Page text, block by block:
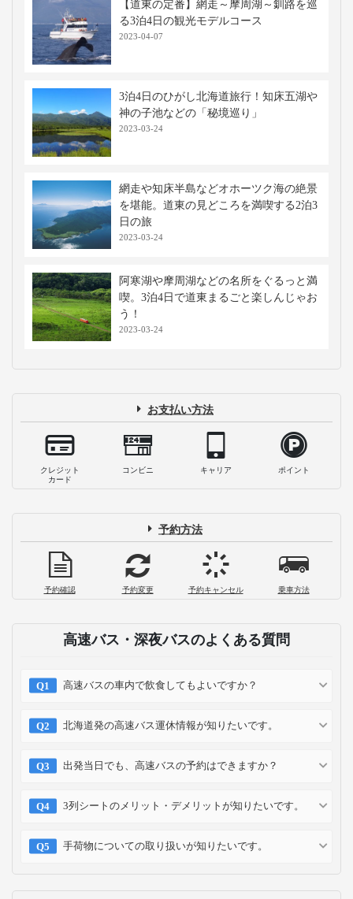
【道東の定番】網走～摩周湖～釧路を巡
る3泊4日の観光モデルコース
2023-04-07
3泊4日のひがし北海道旅行！知床五湖や
神の子池などの「秘境巡り」
2023-03-24
網走や知床半島などオホーツク海の絶景
を堪能。道東の見どころを満喫する2泊3
日の旅
2023-03-24
阿寒湖や摩周湖などの名所をぐるっと満
喫。3泊4日で道東まるごと楽しんじゃお
う！
2023-03-24
お支払い方法
クレジット
カード
コンビニ キャリア ポイント
予約方法
予約確認 予約変更 予約キャンセル 乗車方法
高速バス・深夜バスのよくある質問
高速バスの車内で飲食してもよいですか？
北海道発の高速バス運休情報が知りたいです。
出発当日でも、高速バスの予約はできますか？
3列シートのメリット・デメリットが知りたいです。
手荷物についての取り扱いが知りたいです。